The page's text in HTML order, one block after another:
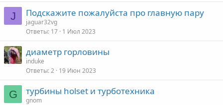
J Подскажите пожалуйста про главную пару
jaguar32vg
Ответы 17 1 Июл 2023
диаметр горловины
induke
Ответы 2 19 Июн 2023
G турбины holset и турботехника
gnom